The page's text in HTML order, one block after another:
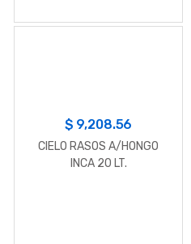
$ 9,208.56
CIELO RASOS A/HONGO
INCA 20 LT.